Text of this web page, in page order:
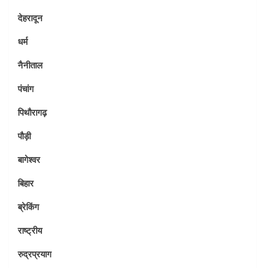
देहरादून
धर्म
नैनीताल
पंचांग
पिथौरागढ़
पौड़ी
बागेश्वर
बिहार
ब्रेकिंग
राष्ट्रीय
रुद्रप्रयाग